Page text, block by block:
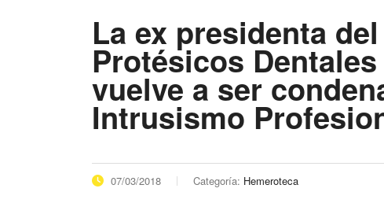
La ex presidenta
Protésicos
vuelve a ser
Intrusismo
07/03/2018 Categoría: Hemeroteca